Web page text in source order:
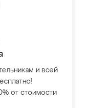
и всей
от стоимости